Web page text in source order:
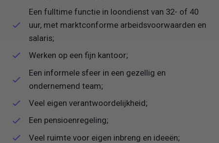
Een fulltime functie in loondienst van 32- of 40
uur, met marktconforme arbeidsvoorwaarden en
salaris;
Werken op een fijn kantoor;
Een informele sfeer in een gezellig en
ondernemend team;
Veel eigen verantwoordelijkheid;
Een pensioenregeling;
Veel ruimte voor eigen inbreng en ideeën;